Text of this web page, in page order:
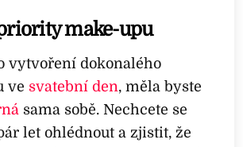
make-upu
vytvoření dokonalého
vesvatební den, měla byste
sama sobě. Nechcete se
let ohlédnout a zjistit, že